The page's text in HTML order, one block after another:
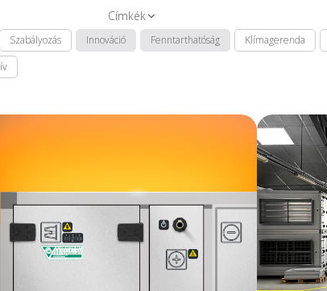
Címkék
Szabályozás Innováció Fenntarthatóság Klímagerenda